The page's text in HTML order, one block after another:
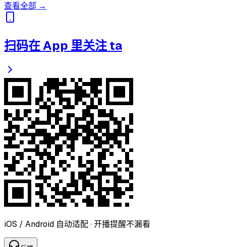
查看全部 →
扫码在 App 里关注 ta
iOS / Android 自动适配 · 开播提醒不漏看